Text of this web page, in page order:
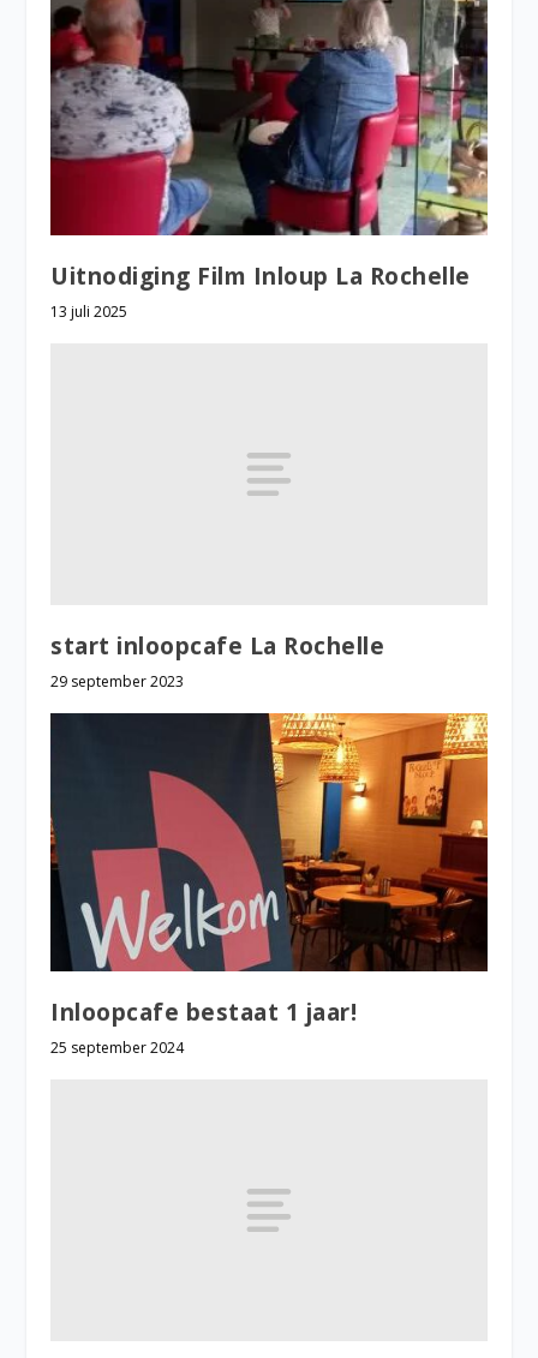
Uitnodiging Film Inloup La Rochelle
13 juli 2025
start inloopcafe La Rochelle
29 september 2023
Inloopcafe bestaat 1 jaar!
25 september 2024